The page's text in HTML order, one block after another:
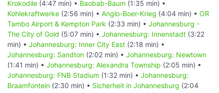
Krokodile (4:47 min) • Baobab-Baum (1:35 min) •
Kohlekraftwerke (2:56 min) • Anglo-Boer-Krieg (4:04 min) • OR
Tambo Airport & Kempton Park (2:33 min) • Johannesburg -
The City of Gold (5:07 min) • Johannesburg: Innenstadt (3:22
min) • Johannesburg: Inner City East (2:18 min) •
Johannesburg: Sandton (2:02 min) • Johannesburg: Newtown
(1:41 min) • Johannesburg: Alexandra Township (2:05 min) •
Johannesburg: FNB Stadium (1:32 min) • Johannesburg:
Braamfontein (2:30 min) • Sicherheit in Johannesburg (2:04